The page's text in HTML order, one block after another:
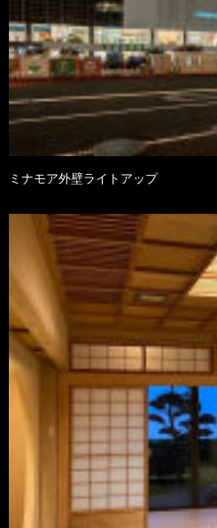
ミナモア外壁ライトアップ